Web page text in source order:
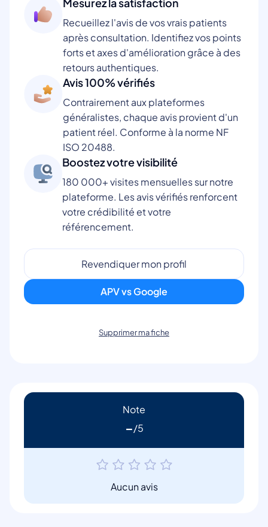
Mesurez la satisfaction
Recueillez l'avis de vos vrais patients
après consultation. Identifiez vos points
forts et axes d'amélioration grâce à des
retours authentiques.
Avis 100% vérifiés
Contrairement aux plateformes
généralistes, chaque avis provient d'un
patient réel. Conforme à la norme NF
ISO 20488.
Boostez votre visibilité
180 000+ visites mensuelles sur notre
plateforme. Les avis vérifiés renforcent
votre crédibilité et votre
référencement.
Revendiquer mon profil
APV vs Google
Supprimer ma fiche
Note
-
Aucun avis